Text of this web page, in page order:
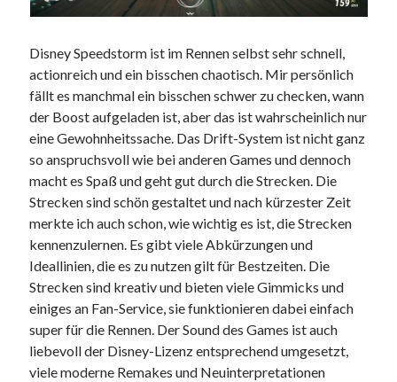
Disney Speedstorm ist im Rennen selbst sehr schnell,
actionreich und ein bisschen chaotisch. Mir persönlich
fällt es manchmal ein bisschen schwer zu checken, wann
der Boost aufgeladen ist, aber das ist wahrscheinlich nur
eine Gewohnheitssache. Das Drift-System ist nicht ganz
so anspruchsvoll wie bei anderen Games und dennoch
macht es Spaß und geht gut durch die Strecken. Die
Strecken sind schön gestaltet und nach kürzester Zeit
merkte ich auch schon, wie wichtig es ist, die Strecken
kennenzulernen. Es gibt viele Abkürzungen und
Ideallinien, die es zu nutzen gilt für Bestzeiten. Die
Strecken sind kreativ und bieten viele Gimmicks und
einiges an Fan-Service, sie funktionieren dabei einfach
super für die Rennen. Der Sound des Games ist auch
liebevoll der Disney-Lizenz entsprechend umgesetzt,
viele moderne Remakes und Neuinterpretationen